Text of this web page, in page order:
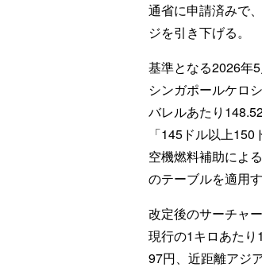
通省に申請済みで
ジを引き下げる。
基準となる2026年
シンガポールケロ
バレルあたり
「145ドル以上
空機燃料補助によ
のテーブルを適用す
改定後のサーチャ
現行の1キロあた
97円、近距離アジ